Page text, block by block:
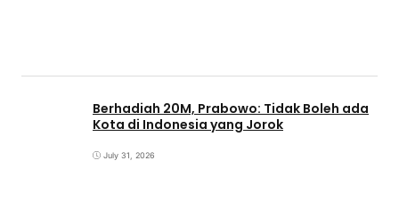
Berhadiah 20M, Prabowo: Tidak Boleh ada
Kota di Indonesia yang Jorok
July 31, 2026